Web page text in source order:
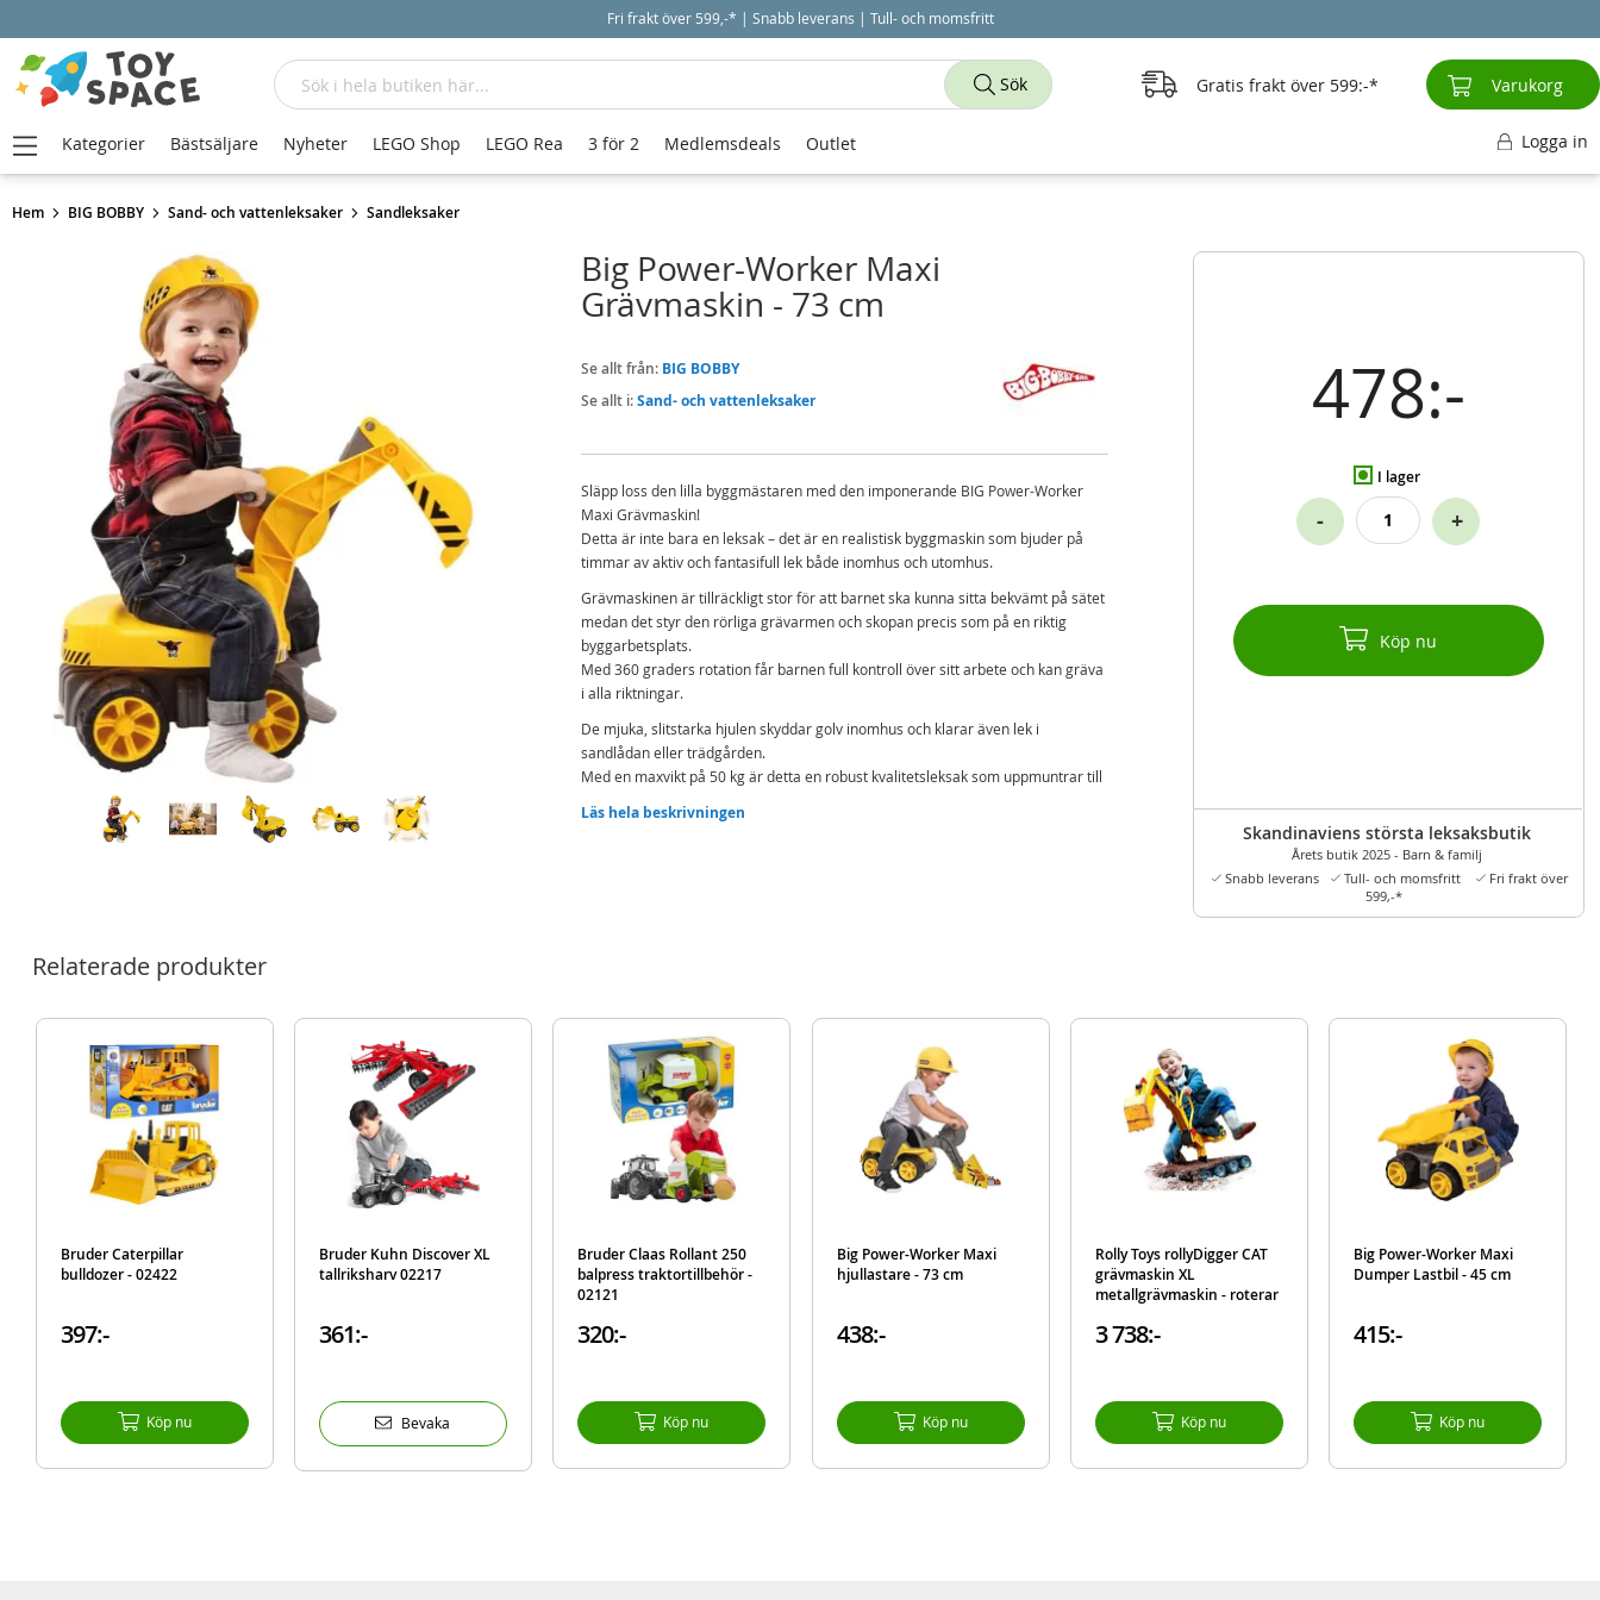
Fri frakt över 599,-* | Snabb leverans | Tull- och momsfritt
Hem BIG BOBBY Sand- och vattenleksaker Sandleksaker
478:-
I lager
- +
Köp nu
Skandinaviens största leksaksbutik
Årets butik 2025 - Barn & familj
Snabb leverans
Tull- och momsfritt
Fri frakt över
599,-*
Big Power-Worker Maxi
Grävmaskin - 73 cm
Se allt från: BIG BOBBY
Se allt i:Sand- och vattenleksaker
Släpp loss den lilla byggmästaren med den imponerande BIG Power-Worker
Maxi Grävmaskin!
Detta är inte bara en leksak – det är en realistisk byggmaskin som bjuder på
timmar av aktiv och fantasifull lek både inomhus och utomhus.
Grävmaskinen är tillräckligt stor för att barnet ska kunna sitta bekvämt på sätet
medan det styr den rörliga grävarmen och skopan precis som på en riktig
byggarbetsplats.
Med 360 graders rotation får barnen full kontroll över sitt arbete och kan gräva
i alla riktningar.
De mjuka, slitstarka hjulen skyddar golv inomhus och klarar även lek i
sandlådan eller trädgården.
Med en maxvikt på 50 kg är detta en robust kvalitetsleksak som uppmuntrar till
Rek ålder: från 3 år
information
Modell 800055811
4004943558112
Varumärke BIG BOBBY
Läs hela beskrivningen
Relaterade produkter
Bruder Caterpillar
bulldozer - 02422
397:-
Köp nu
Bruder Kuhn Discover XL
tallriksharv 02217
361:-
Bevaka
Bruder Claas Rollant 250
balpress traktortillbehör -
02121
320:-
Köp nu
Big Power-Worker Maxi
hjullastare - 73 cm
438:-
Köp nu
Rolly Toys rollyDigger CAT
grävmaskin XL
metallgrävmaskin - roterar
3 738:-
Köp nu
Big Power-Worker Maxi
Dumper Lastbil - 45 cm
415:-
Köp nu
Sök
Sök Gratis frakt över 599:- Varukorg
Kategorier Bästsäljare Nyheter LEGO Shop LEGO Rea 3 för 2 Medlemsdeals Outlet Logga in